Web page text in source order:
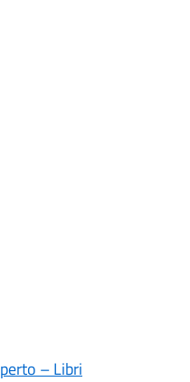
– Libri